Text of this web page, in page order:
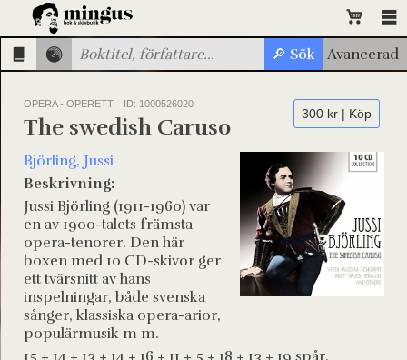
OPERA - OPERETT ID: 1000526020
300 kr | Köp
The swedish Caruso
Björling, Jussi
Beskrivning:
Jussi Björling (1911-1960) var
en av 1900-talets främsta
opera-tenorer. Den här
boxen med 10 CD-skivor ger
ett tvärsnitt av hans
inspelningar, både svenska
sånger, klassiska opera-arior,
populärmusik m m.
15 + 14 + 13 + 14 + 16 + 11 + 5 + 18 + 13 + 19 spår.